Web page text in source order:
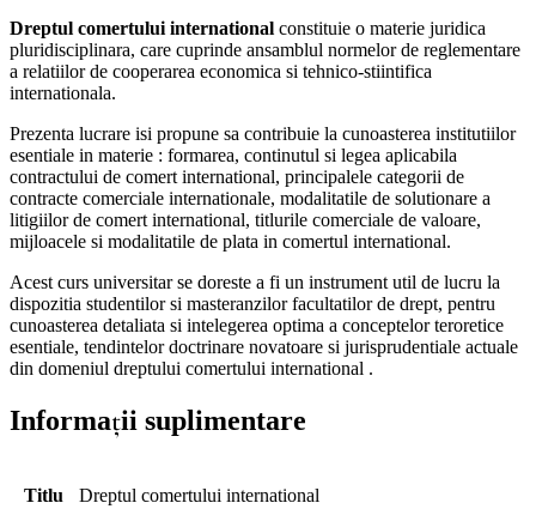
Dreptul comertului international constituie o materie juridica
pluridisciplinara, care cuprinde ansamblul normelor de reglementare
a relatiilor de cooperarea economica si tehnico-stiintifica
internationala.
Prezenta lucrare isi propune sa contribuie la cunoasterea institutiilor
esentiale in materie : formarea, continutul si legea aplicabila
contractului de comert international, principalele categorii de
contracte comerciale internationale, modalitatile de solutionare a
litigiilor de comert international, titlurile comerciale de valoare,
mijloacele si modalitatile de plata in comertul international.
Acest curs universitar se doreste a fi un instrument util de lucru la
dispozitia studentilor si masteranzilor facultatilor de drept, pentru
cunoasterea detaliata si intelegerea optima a conceptelor teroretice
esentiale, tendintelor doctrinare novatoare si jurisprudentiale actuale
din domeniul dreptului comertului international .
Informații suplimentare
Titlu Dreptul comertului international